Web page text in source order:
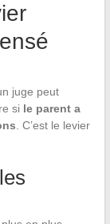
juge peut
si le parent a
. C’est le levier